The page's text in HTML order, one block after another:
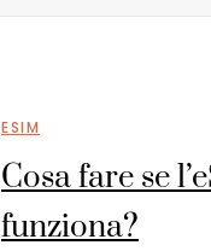
ESIM
Cosa fare se
funziona?